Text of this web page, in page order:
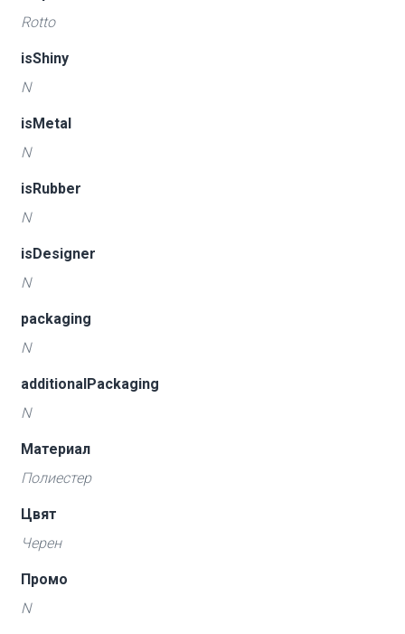
Rotto
isShiny
N
isMetal
N
isRubber
N
isDesigner
N
packaging
N
additionalPackaging
N
Материал
Полиестер
Цвят
Черен
Промо
N